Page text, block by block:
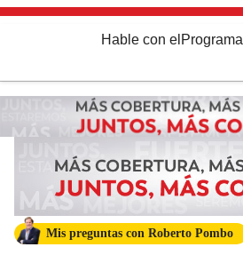
Hable con el Programa
Mis preguntas con Roberto Pombo